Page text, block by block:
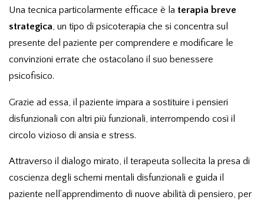
Una tecnica particolarmente efficace è la terapia breve
strategica, un tipo di psicoterapia che si concentra sul
presente del paziente per comprendere e modificare le
convinzioni errate che ostacolano il suo benessere
psicofisico.
Grazie ad essa, il paziente impara a sostituire i pensieri
disfunzionali con altri più funzionali, interrompendo così il
circolo vizioso di ansia e stress.
Attraverso il dialogo mirato, il terapeuta sollecita la presa di
coscienza degli schemi mentali disfunzionali e guida il
paziente nell’apprendimento di nuove abilità di pensiero, per